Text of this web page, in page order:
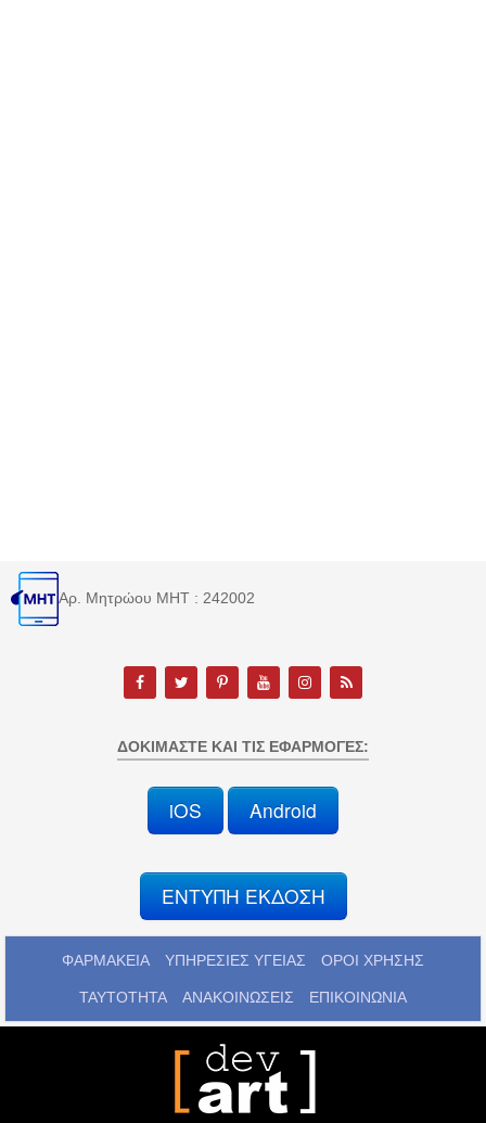
Αρ. Μητρώου MHT : 242002
ΔΟΚΙΜΆΣΤΕ ΚΑΙ ΤΙΣ ΕΦΑΡΜΟΓΈΣ:
iOS Android
ΕΝΤΥΠΗ ΕΚΔΟΣΗ
ΦΑΡΜΑΚΕΙΑ ΥΠΗΡΕΣΙΕΣ ΥΓΕΙΑΣ ΟΡΟΙ ΧΡΗΣΗΣ
ΤΑΥΤΟΤΗΤΑ ΑΝΑΚΟΙΝΩΣΕΙΣ ΕΠΙΚΟΙΝΩΝΙΑ